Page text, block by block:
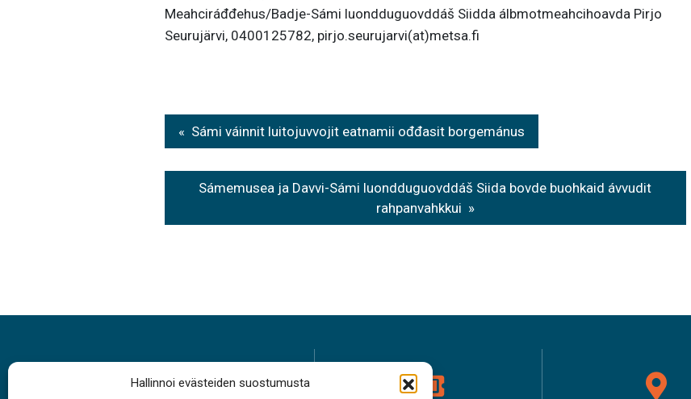
Hallinnoi evästeiden suostumusta
Meahciráđđehus/Badje-Sámi luondduguovddáš Siidda álbmotmeahcihoavda Pirjo
Seurujärvi, 0400125782, pirjo.seurujarvi(at)metsa.fi
Post
navigation
Sámi váinnit luitojuvvojit eatnamii ođđasit borgemánus
Sámemusea ja Davvi-Sámi luondduguovddáš Siida bovde buohkaid ávvudit
rahpanvahkkui